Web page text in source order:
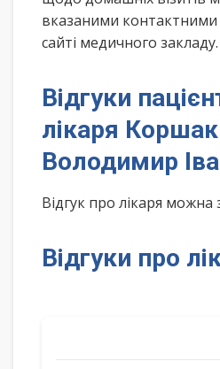
вказаними
сайті медичного закладу.
Відгуки
лікаря Коршак
Володимир
Відгук про лікаря
Відгуки про